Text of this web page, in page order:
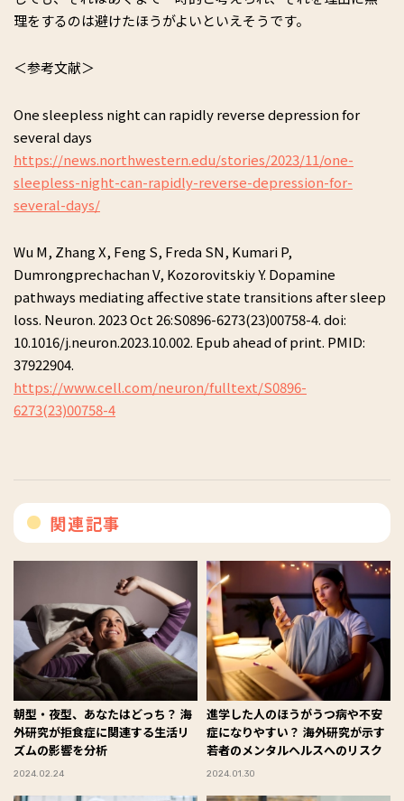
理をするのは避けたほうがよいといえそうです。
＜参考文献＞
One sleepless night can rapidly reverse depression for
several days
https://news.northwestern.edu/stories/2023/11/one-
sleepless-night-can-rapidly-reverse-depression-for-
several-days/
Wu M, Zhang X, Feng S, Freda SN, Kumari P,
Dumrongprechachan V, Kozorovitskiy Y. Dopamine
pathways mediating affective state transitions after sleep
loss. Neuron. 2023 Oct 26:S0896-6273(23)00758-4. doi:
10.1016/j.neuron.2023.10.002. Epub ahead of print. PMID:
37922904.
https://www.cell.com/neuron/fulltext/S0896-
6273(23)00758-4
関連記事
朝型・夜型、あなたはどっち？ 海
外研究が拒食症に関連する生活リ
ズムの影響を分析
2024.02.24
進学した人のほうがうつ病や不安
症になりやすい？ 海外研究が示す
若者のメンタルヘルスへのリスク
2024.01.30